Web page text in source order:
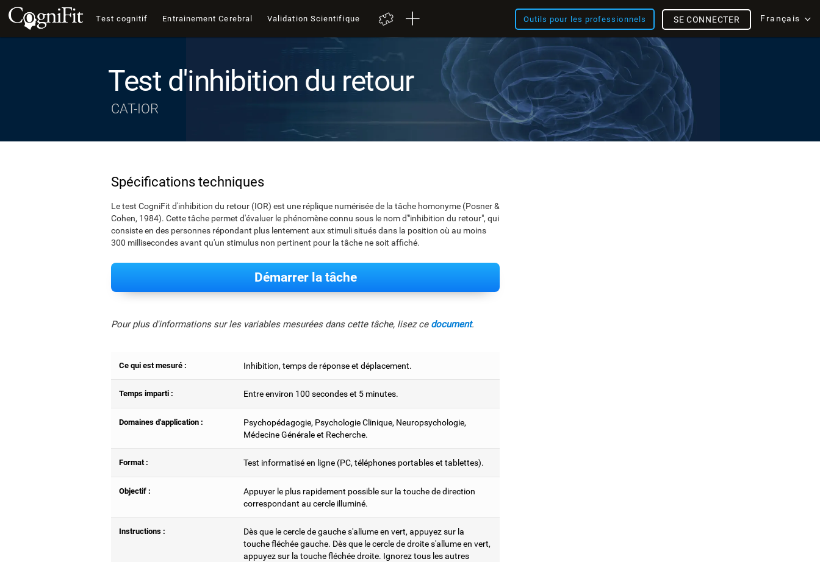
Test cognitif Entrainement Cerebral Validation Scientifique Outils pour les professionnels Français
SE CONNECTER
Test d'inhibition du retour
CAT-IOR
Spécifications techniques
Le test CogniFit d'inhibition du retour (IOR) est une réplique numérisée de la tâche homonyme (Posner &
Cohen, 1984). Cette tâche permet d'évaluer le phénomène connu sous le nom d'"inhibition du retour", qui
consiste en des personnes répondant plus lentement aux stimuli situés dans la position où au moins
300 millisecondes avant qu'un stimulus non pertinent pour la tâche ne soit affiché.
Démarrer la tâche
Pour plus d'informations sur les variables mesurées dans cette tâche, lisez ce document.
Ce qui est mesuré : Inhibition, temps de réponse et déplacement.
Temps imparti : Entre environ 100 secondes et 5 minutes.
Domaines d'application :
Psychopédagogie, Psychologie Clinique, Neuropsychologie,
Médecine Générale et Recherche.
Format : Test informatisé en ligne (PC, téléphones portables et tablettes).
Objectif :
Appuyer le plus rapidement possible sur la touche de direction
correspondant au cercle illuminé.
Instructions :
Dès que le cercle de gauche s'allume en vert, appuyez sur la
touche fléchée gauche. Dès que le cercle de droite s'allume en vert,
appuyez sur la touche fléchée droite. Ignorez tous les autres